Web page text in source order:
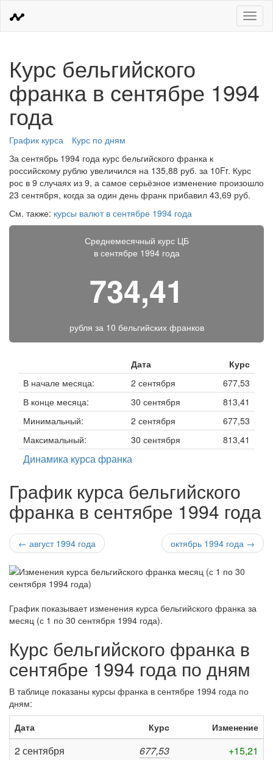
Меню
Курс бельгийского
франка в сентябре 1994
года
График курса
Курс по дням
За сентябрь 1994 года курс бельгийского франка к
российскому рублю увеличился на 135,88 руб. за 10Fr. Курс
рос в 9 случаях из 9, а самое серьёзное изменение произошло
23 сентября, когда за один день франк прибавил 43,69 руб.
См. также: курсы валют в сентябре 1994 года
Среднемесячный курс ЦБ
в сентябре 1994 года
734,41
рубля за 10 бельгийских франков
Дата
Курс
В начале месяца:
2 сентября
677,53
В конце месяца:
30 сентября
813,41
Минимальный:
2 сентября
677,53
Максимальный:
30 сентября 813,41
Динамика курса франка
График курса бельгийского
франка в сентябре 1994 года
← август 1994 года октябрь 1994 года →
График показывает изменения курса бельгийского франка за
месяц (с 1 по 30 сентября 1994 года).
Курс бельгийского франка в
сентябре 1994 года по дням
В таблице показаны курсы франка в сентябре 1994 года по
дням:
Дата
Курс Изменение
2 сентября 677,53
+15,21